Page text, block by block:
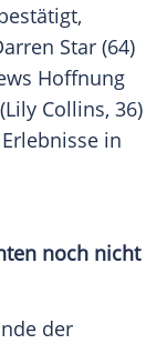
Star (64)
Hoffnung
Collins, 36)
in
noch nicht
der